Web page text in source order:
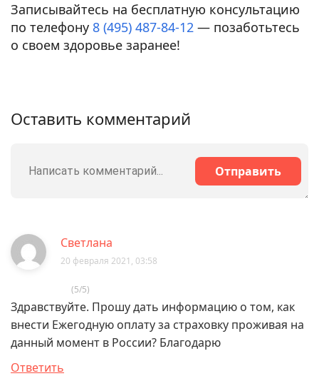
Записывайтесь на бесплатную консультацию
по телефону 8 (495) 487-84-12 — позаботьтесь
о своем здоровье заранее!
Оставить комментарий
Отправить
Светлана
20 февраля 2021, 03:58
(5/5)
Здравствуйте. Прошу дать информацию о том, как
внести Ежегодную оплату за страховку проживая на
данный момент в России? Благодарю
Ответить